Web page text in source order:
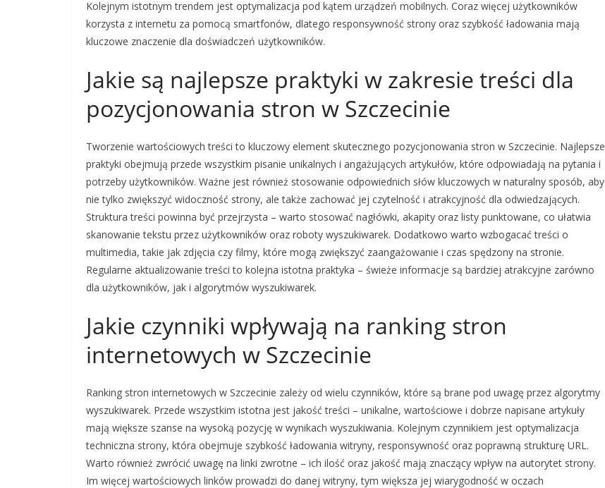
Kolejnym istotnym trendem jest optymalizacja pod kątem urządzeń mobilnych. Coraz więcej użytkowników
korzysta z internetu za pomocą smartfonów, dlatego responsywność strony oraz szybkość ładowania mają
kluczowe znaczenie dla doświadczeń użytkowników.
Jakie są najlepsze praktyki w zakresie treści dla
pozycjonowania stron w Szczecinie
Tworzenie wartościowych treści to kluczowy element skutecznego pozycjonowania stron w Szczecinie. Najlepsze
praktyki obejmują przede wszystkim pisanie unikalnych i angażujących artykułów, które odpowiadają na pytania i
potrzeby użytkowników. Ważne jest również stosowanie odpowiednich słów kluczowych w naturalny sposób, aby
nie tylko zwiększyć widoczność strony, ale także zachować jej czytelność i atrakcyjność dla odwiedzających.
Struktura treści powinna być przejrzysta – warto stosować nagłówki, akapity oraz listy punktowane, co ułatwia
skanowanie tekstu przez użytkowników oraz roboty wyszukiwarek. Dodatkowo warto wzbogacać treści o
multimedia, takie jak zdjęcia czy filmy, które mogą zwiększyć zaangażowanie i czas spędzony na stronie.
Regularne aktualizowanie treści to kolejna istotna praktyka – świeże informacje są bardziej atrakcyjne zarówno
dla użytkowników, jak i algorytmów wyszukiwarek.
Jakie czynniki wpływają na ranking stron
internetowych w Szczecinie
Ranking stron internetowych w Szczecinie zależy od wielu czynników, które są brane pod uwagę przez algorytmy
wyszukiwarek. Przede wszystkim istotna jest jakość treści – unikalne, wartościowe i dobrze napisane artykuły
mają większe szanse na wysoką pozycję w wynikach wyszukiwania. Kolejnym czynnikiem jest optymalizacja
techniczna strony, która obejmuje szybkość ładowania witryny, responsywność oraz poprawną strukturę URL.
Warto również zwrócić uwagę na linki zwrotne – ich ilość oraz jakość mają znaczący wpływ na autorytet strony.
Im więcej wartościowych linków prowadzi do danej witryny, tym większa jej wiarygodność w oczach